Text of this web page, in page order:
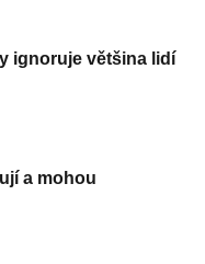
ignoruje většina lidí
a mohou